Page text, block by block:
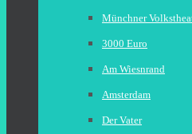
Münchner
3000 Euro
Am Wiesnrand
Amsterdam
Der Vater